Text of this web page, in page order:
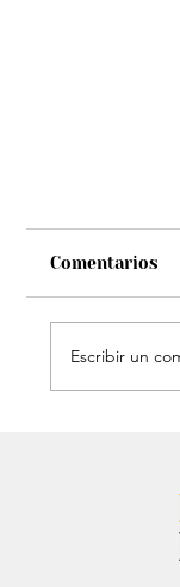
Carlos
reabrió
Comentarios
Escribir un